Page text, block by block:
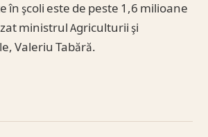
în şcoli este de peste 1,6 milioane
ministrul Agriculturii şi
Valeriu Tabără.